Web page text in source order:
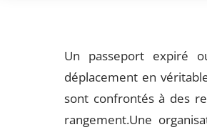
Un passeport expiré
déplacement en
sont confrontés à des
rangement.Une